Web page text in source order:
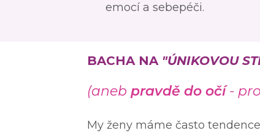
emocí a sebepéči.
BACHA NA "ÚNIKOVOU
(aneb pravdě do očí-
My ženy máme často